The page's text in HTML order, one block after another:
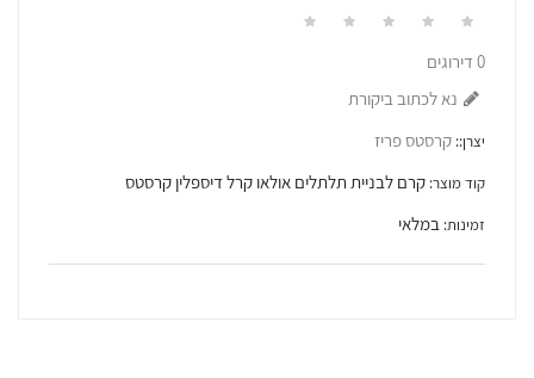
נא לכתוב ביקורת
יצרן::קרסטס פריז
קוד מוצר:קרם לבניית תלתלים אולאו קרל דיספלין קרסטס
זמינות:במלאי